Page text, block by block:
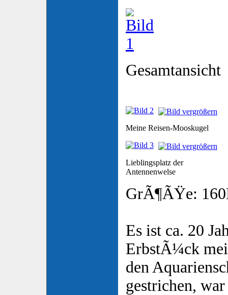
Gesamtansicht
Meine Reisen-Mooskugel
Lieblingsplatz der
Antennenwelse
GrÃ¶ÃŸe:
Es ist ca. 20
ErbstÃ¼ck
den
gestrichen,